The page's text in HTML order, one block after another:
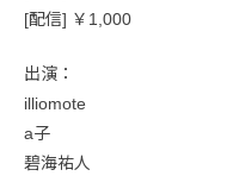
[配信] ￥1,000
出演：
illiomote
a子
碧海祐人